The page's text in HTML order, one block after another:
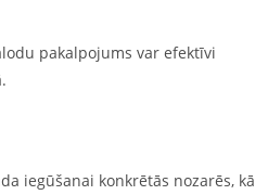
pakalpojums var efektīvi
iegūšanai konkrētās nozarēs, kā